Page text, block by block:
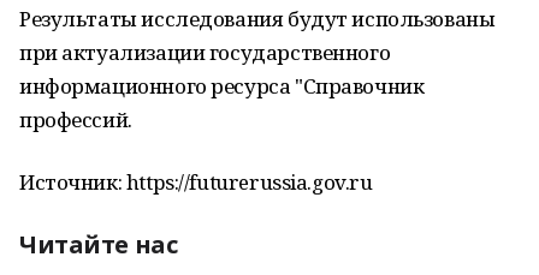
Результаты исследования будут использованы
при актуализации государственного
информационного ресурса "Справочник
профессий.
Источник: https://futurerussia.gov.ru
Читайте нас